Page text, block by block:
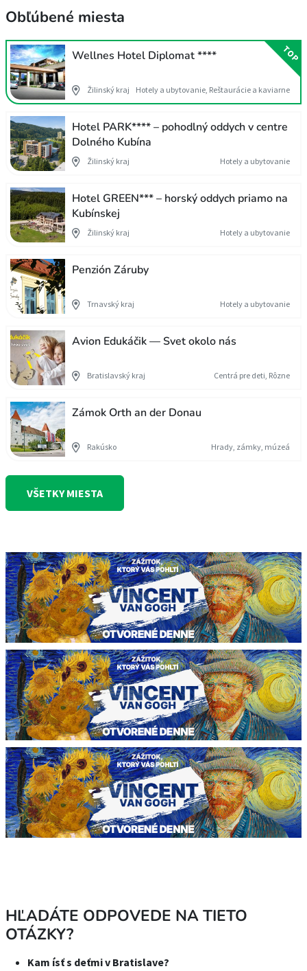
Obľúbené miesta
Wellnes Hotel Diplomat ****
Žilinský kraj Hotely a ubytovanie, Reštaurácie a kaviarne
TOP
Hotel PARK**** – pohodlný oddych v centre
Dolného Kubína
Žilinský kraj Hotely a ubytovanie
Hotel GREEN*** – horský oddych priamo na
Kubínskej
Žilinský kraj Hotely a ubytovanie
Penzión Záruby
Trnavský kraj Hotely a ubytovanie
Avion Edukáčik — Svet okolo nás
Bratislavský kraj Centrá pre deti, Rôzne
Zámok Orth an der Donau
Rakúsko Hrady, zámky, múzeá
VŠETKY MIESTA
HĽADÁTE ODPOVEDE NA TIETO
OTÁZKY?
Kam ísť s deťmi v Bratislave?